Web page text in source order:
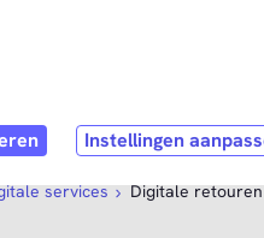
submenu
Service & Contact
services Digitale retouren